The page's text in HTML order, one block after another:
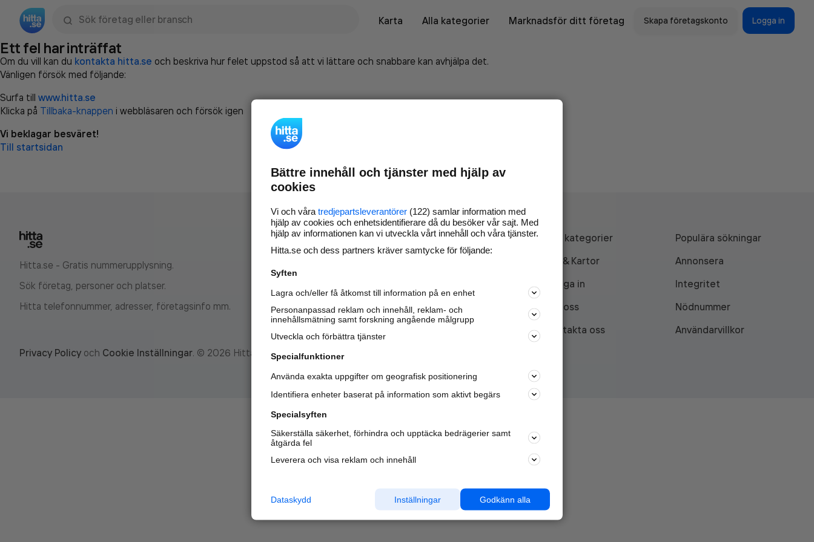
Karta
Alla kategorier Marknadsför ditt företag Skapa företagskonto Logga in
Ett fel har inträffat
Om du vill kan du kontakta hitta.se och beskriva hur felet uppstod så att vi lättare och snabbare kan avhjälpa det.
Vänligen försök med följande:
Surfa till www.hitta.se
Klicka på Tillbaka-knappen i webbläsaren och försök igen
Vi beklagar besväret!
Till startsidan
Hitta.se - Gratis nummerupplysning.
Sök företag, personer och platser.
Hitta telefonnummer, adresser, företagsinfo mm.
Marknadsför företaget på
nya kunder och
samarbetspartners nära dig.
Läs mer här
Alla kategorier
Populära sökningar
API & Kartor
Annonsera
Logga in
Integritet
Om oss
Nödnummer
Kontakta oss
Användarvillkor
Privacy Policy och Cookie Inställningar. © 2026 Hitta.se
Bättre innehåll och tjänster med hjälp av
cookies
Vi och våra tredjepartsleverantörer (122) samlar information med
hjälp av cookies och enhetsidentifierare då du besöker vår sajt. Med
hjälp av informationen kan vi utveckla vårt innehåll och våra tjänster.
Hitta.se och dess partners kräver samtycke för följande:
Syften
Lagra och/eller få åtkomst till information på en enhet
Personanpassad reklam och innehåll, reklam- och
innehållsmätning samt forskning angående målgrupp
Utveckla och förbättra tjänster
Specialfunktioner
Använda exakta uppgifter om geografisk positionering
Identifiera enheter baserat på information som aktivt begärs
Specialsyften
Säkerställa säkerhet, förhindra och upptäcka bedrägerier samt
åtgärda fel
Leverera och visa reklam och innehåll
Godkänn alla
Inställningar
Dataskydd